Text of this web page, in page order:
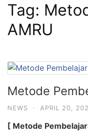
Tag:
AMRU
Metode
NEWS · APRIL 20,
[ Metode